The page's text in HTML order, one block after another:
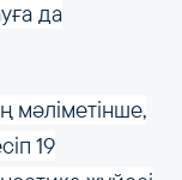
да
мәліметінше,
19